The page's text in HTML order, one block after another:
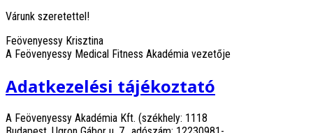
Várunk szeretettel!
Feövenyessy Krisztina
A Feövenyessy Medical Fitness Akadémia vezetője
Adatkezelési tájékoztató
A Feövenyessy Akadémia Kft. (székhely: 1118